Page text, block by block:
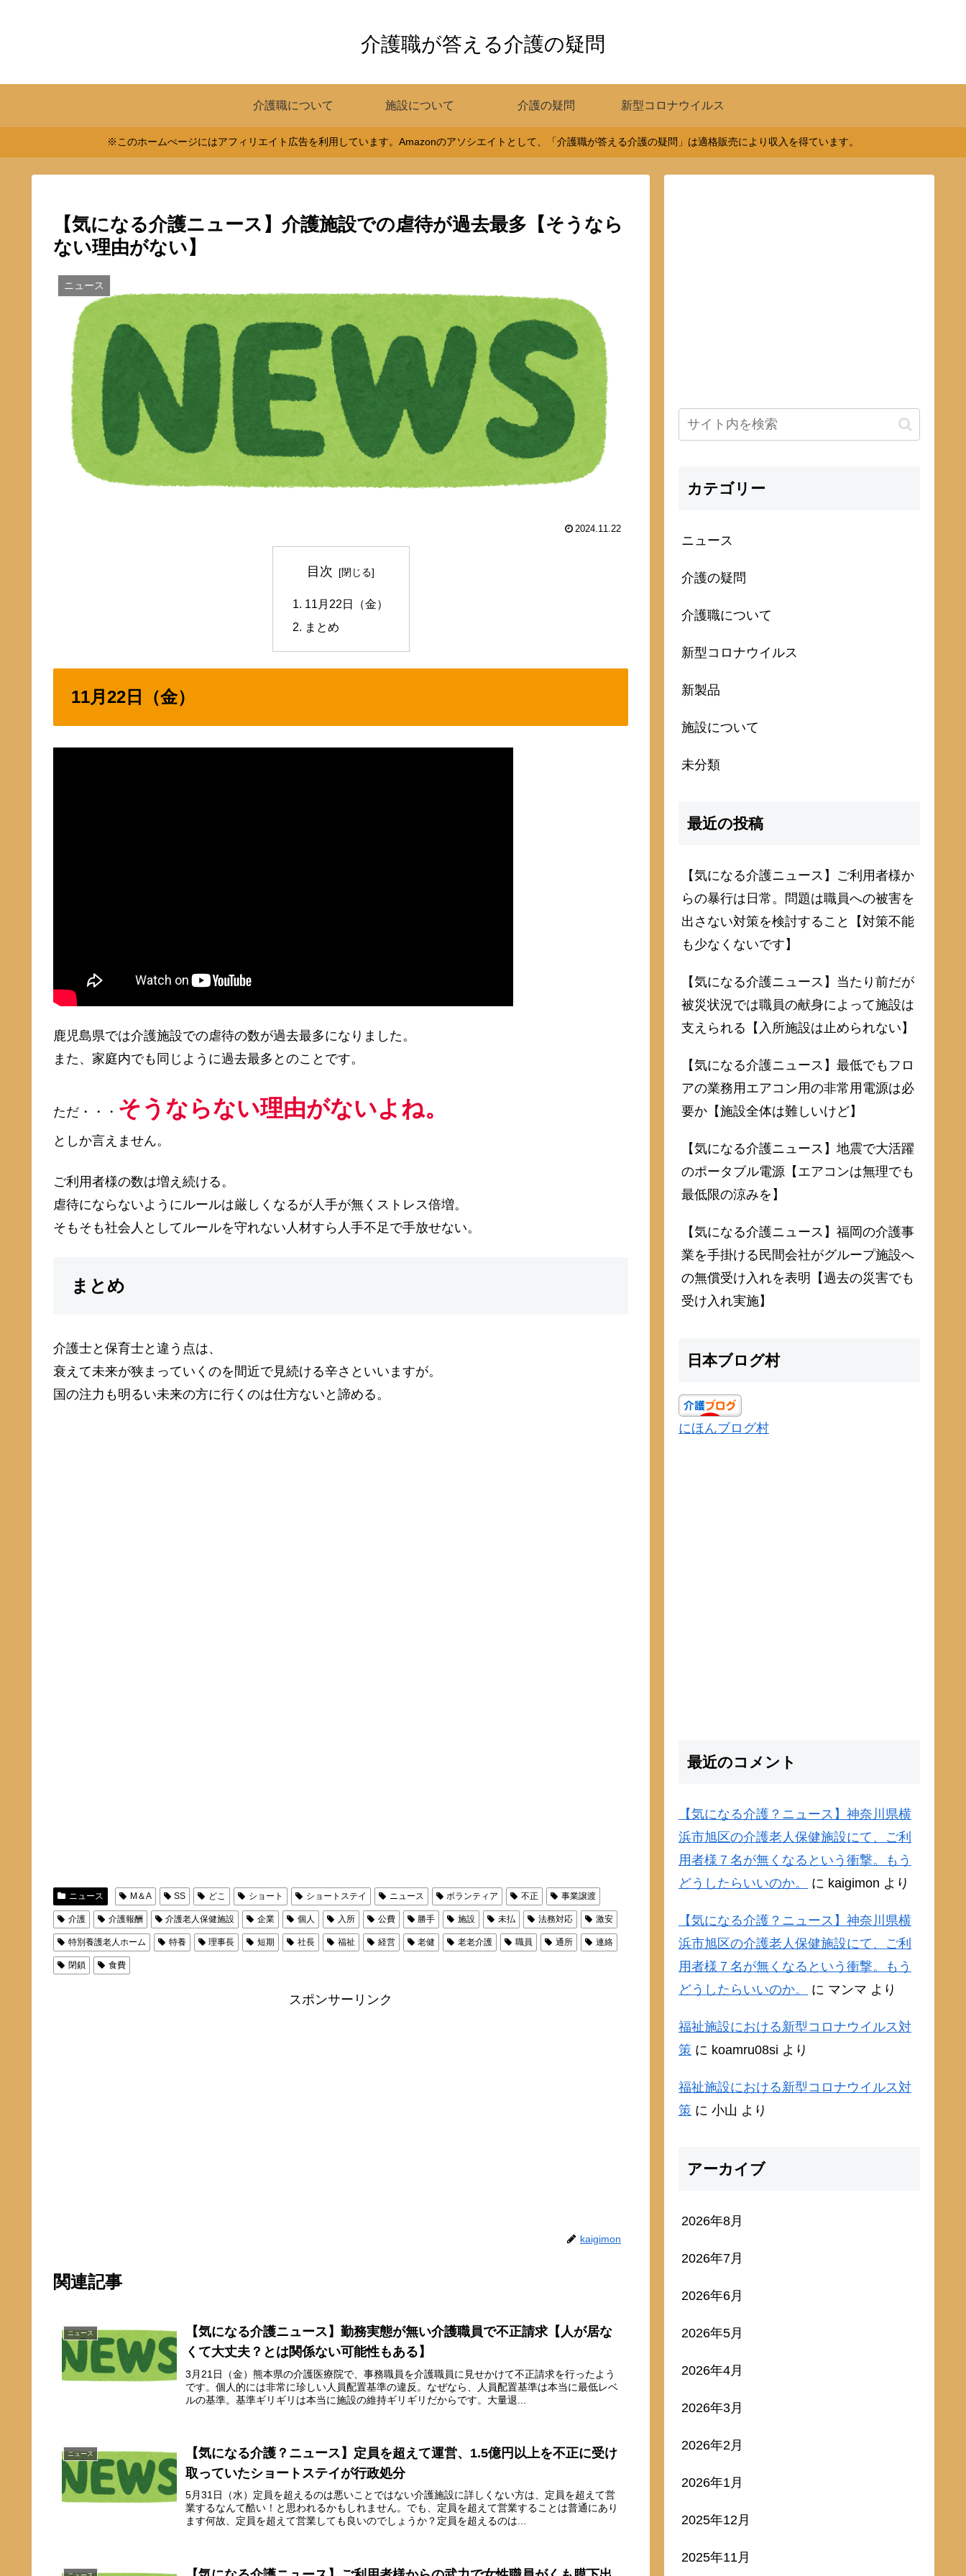
介護職が答える介護の疑問
介護職について 施設について 介護の疑問 新型コロナウイルス
※このホームぺージにはアフィリエイト広告を利用しています。Amazonのアソシエイトとして、「介護職が答える介護の疑問」は適格販売により収入を得ています。
【気になる介護ニュース】介護施設での虐待が過去最多【そうなら
ない理由がない】
ニュース
2024.11.22
目次
11月22日（金）
まとめ
11月22日（金）
鹿児島県では介護施設での虐待の数が過去最多になりました。
また、家庭内でも同じように過去最多とのことです。
ただ・・・ そうならない理由がないよね。
としか言えません。
ご利用者様の数は増え続ける。
虐待にならないようにルールは厳しくなるが人手が無くストレス倍増。
そもそも社会人としてルールを守れない人材すら人手不足で手放せない。
まとめ
介護士と保育士と違う点は、
衰えて未来が狭まっていくのを間近で見続ける辛さといいますが。
国の注力も明るい未来の方に行くのは仕方ないと諦める。
ニュース M＆A SS どこ ショート ショートステイ ニュース ボランティア 不正 事業譲渡
介護 介護報酬 介護老人保健施設 企業 個人 入所 公費 勝手 施設 未払 法務対応 激安
特別養護老人ホーム 特養 理事長 短期 社長 福祉 経営 老健 老老介護 職員 通所 連絡
閉鎖 食費
スポンサーリンク
kaigimon
関連記事
ニュース
【気になる介護ニュース】勤務実態が無い介護職員で不正請求【人が居な
くて大丈夫？とは関係ない可能性もある】
3月21日（金）熊本県の介護医療院で、事務職員を介護職員に見せかけて不正請求を行ったよう
です。個人的には非常に珍しい人員配置基準の違反。なぜなら、人員配置基準は本当に最低レベ
ルの基準。基準ギリギリは本当に施設の維持ギリギリだからです。大量退...
ニュース
【気になる介護？ニュース】定員を超えて運営、1.5億円以上を不正に受け
取っていたショートステイが行政処分
5月31日（水）定員を超えるのは悪いことではない介護施設に詳しくない方は、定員を超えて営
業するなんて酷い！と思われるかもしれません。でも、定員を超えて営業することは普通にあり
ます何故、定員を超えて営業しても良いのでしょうか？定員を超えるのは...
カテゴリー
ニュース
介護の疑問
介護職について
新型コロナウイルス
新製品
施設について
未分類
最近の投稿
【気になる介護ニュース】ご利用者様か
らの暴行は日常。問題は職員への被害を
出さない対策を検討すること【対策不能
も少なくないです】
【気になる介護ニュース】当たり前だが
被災状況では職員の献身によって施設は
支えられる【入所施設は止められない】
【気になる介護ニュース】最低でもフロ
アの業務用エアコン用の非常用電源は必
要か【施設全体は難しいけど】
【気になる介護ニュース】地震で大活躍
のポータブル電源【エアコンは無理でも
最低限の涼みを】
【気になる介護ニュース】福岡の介護事
業を手掛ける民間会社がグループ施設へ
の無償受け入れを表明【過去の災害でも
受け入れ実施】
日本ブログ村
にほんブログ村
最近のコメント
【気になる介護？ニュース】神奈川県横
浜市旭区の介護老人保健施設にて、ご利
用者様７名が無くなるという衝撃。もう
どうしたらいいのか。
に kaigimon より
【気になる介護？ニュース】神奈川県横
浜市旭区の介護老人保健施設にて、ご利
用者様７名が無くなるという衝撃。もう
どうしたらいいのか。
に マンマ より
福祉施設における新型コロナウイルス対
策 に koamru08si より
福祉施設における新型コロナウイルス対
策 に 小山 より
アーカイブ
2026年8月
2026年7月
2026年6月
2026年5月
2026年4月
2026年3月
2026年2月
2026年1月
2025年12月
2025年11月